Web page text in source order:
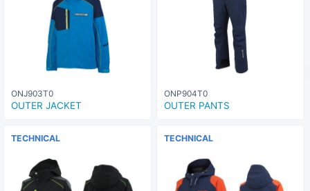
ONJ903T0
OUTER JACKET
ONP904T0
OUTER PANTS
TECHNICAL TECHNICAL